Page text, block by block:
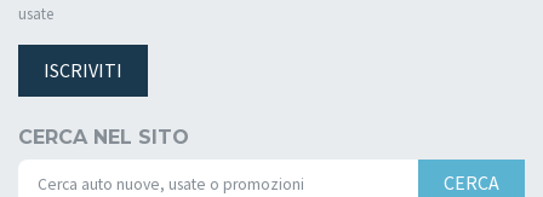
usate
ISCRIVITI
CERCA NEL SITO
CERCA